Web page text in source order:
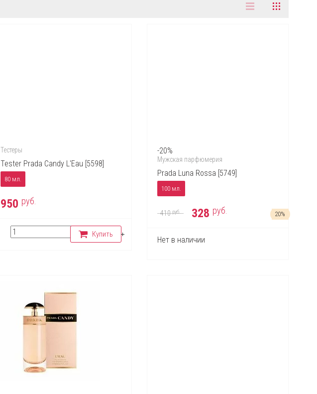
Тестеры
Tester Prada Candy L'Eau [5598]
80 мл.
950 руб.
Купить
-20%
Мужская парфюмерия
Prada Luna Rossa [5749]
100 мл.
20%
410руб. 328 руб.
Нет в наличии